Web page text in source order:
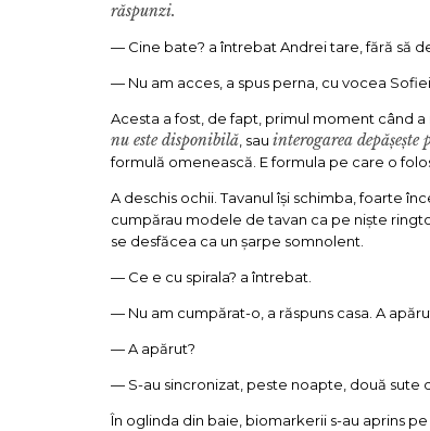
răspunzi.
— Cine bate? a întrebat Andrei tare, fără să
— Nu am acces, a spus perna, cu vocea Sofiei.
Acesta a fost, de fapt, primul moment când
nu este disponibilă , sau interogarea depășește
formulă omenească. E formula pe care o
A deschis ochii. Tavanul își schimba, foarte
cumpărau modele de tavan ca pe niște
se desfăcea ca un șarpe somnolent.
— Ce e cu spirala? a întrebat.
— Nu am cumpărat-o, a răspuns casa. A
— A apărut?
— S-au sincronizat, peste noapte, două sute
În oglinda din baie, biomarkerii s-au aprins